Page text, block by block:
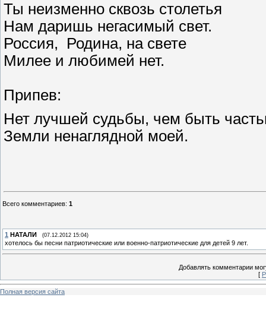
Ты неизменно сквозь столетья
Нам даришь негасимый свет.
Россия, Родина, на свете
Милее и любимей нет.
Припев:
Нет лучшей судьбы, чем быть
Земли ненаглядной моей.
Всего комментариев: 1
1 НАТАЛИ (07.12.2012 15:04)
хотелось бы песни патриотические или военно-патриотические для детей 9 лет.
Добавлять комментарии
[
Полная версия сайта